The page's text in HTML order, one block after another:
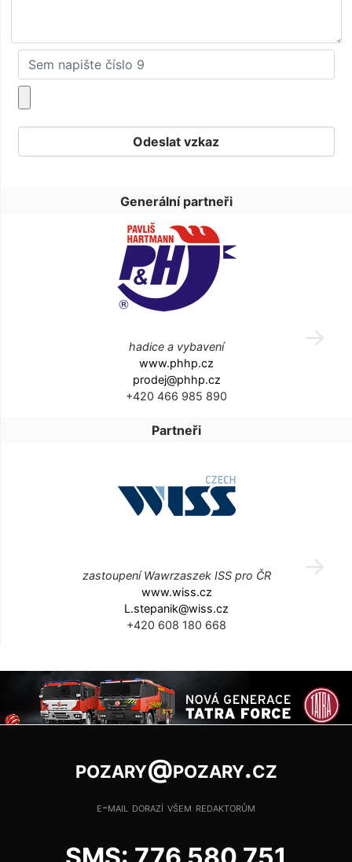
Generální partneři
hadice a vybavení
www.phhp.cz
prodej@phhp.cz
+420 466 985 890
Partneři
zastoupení Wawrzaszek ISS pro ČR
www.wiss.cz
L.stepanik@wiss.cz
+420 608 180 668
pozary@pozary.cz
e-mail dorazí všem redaktorům